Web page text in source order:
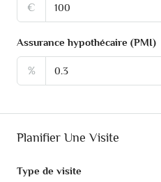
€
Assurance hypothécaire (PMI)
%
Planifier Une Visite
Type de visite